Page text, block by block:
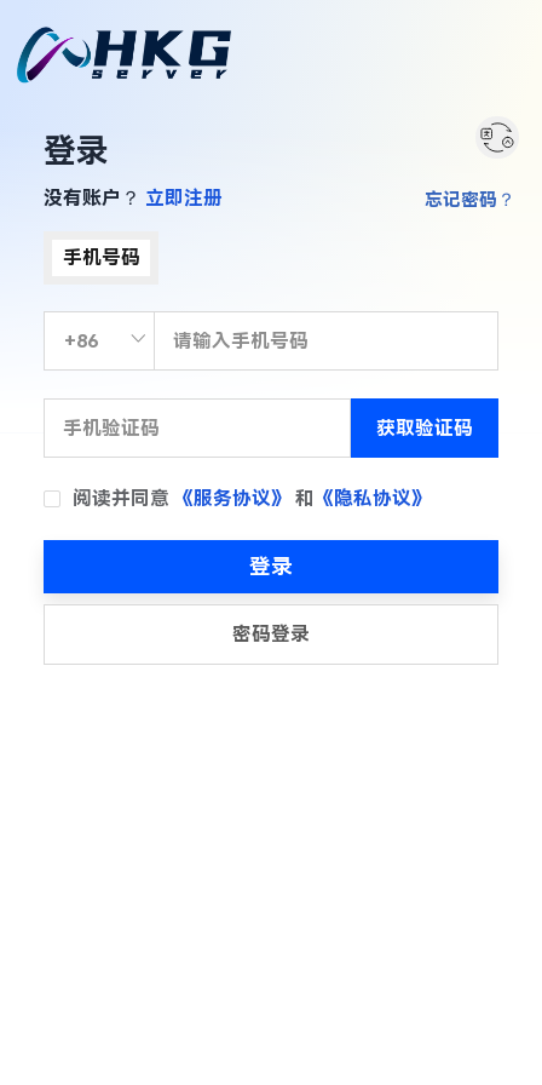
登录
没有账户？ 立即注册
手机号码
获取验证码
阅读并同意 《服务协议》 和 《隐私协议》
忘记密码？
登录
密码登录